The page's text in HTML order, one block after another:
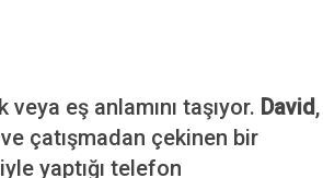
veya eş anlamını taşıyor. David,
çatışmadan çekinen bir
yaptığı telefon